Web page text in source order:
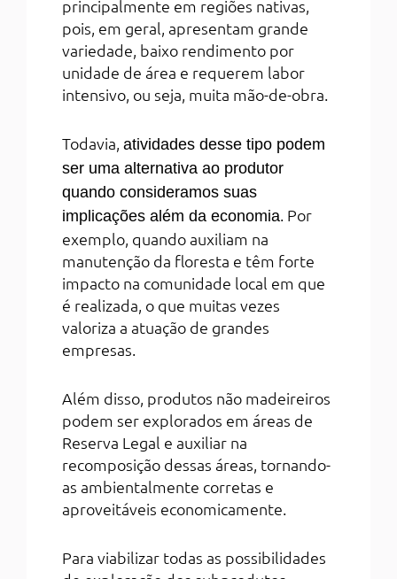
principalmente em regiões nativas,
pois, em geral, apresentam grande
variedade, baixo rendimento por
unidade de área e requerem labor
intensivo, ou seja, muita mão-de-obra.
Todavia, atividades desse tipo podem
ser uma alternativa ao produtor
quando consideramos suas
implicações além da economia. Por
exemplo, quando auxiliam na
manutenção da floresta e têm forte
impacto na comunidade local em que
é realizada, o que muitas vezes
valoriza a atuação de grandes
empresas.
Além disso, produtos não madeireiros
podem ser explorados em áreas de
Reserva Legal e auxiliar na
recomposição dessas áreas, tornando-
as ambientalmente corretas e
aproveitáveis economicamente.
Para viabilizar todas as possibilidades